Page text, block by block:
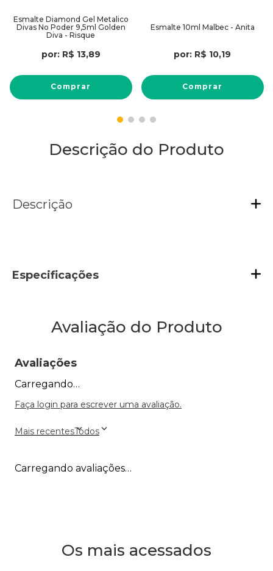
Esmalte Diamond Gel Metalico
Divas No Poder 9,5ml Golden
Diva - Risque
por: R$ 13,89
Comprar
Esmalte 10ml Malbec - Anita
por: R$ 10,19
Comprar
Descrição do Produto
Descrição
Especificações
Avaliação do Produto
Avaliações
Carregando…
Faça login para escrever uma avaliação.
Mais recentesTodos
Carregando avaliações…
Os mais acessados